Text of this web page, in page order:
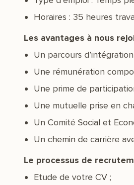
Horaires : 35 heures
Les avantages à nous
Un parcours
Une rémunération
Une prime de
Une mutuelle prise en
Un Comité Social et
Un chemin de carrière
Le processus de
Etude de votre CV ;